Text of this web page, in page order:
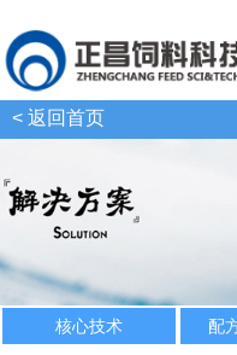
< 返回首页
核心技术 配